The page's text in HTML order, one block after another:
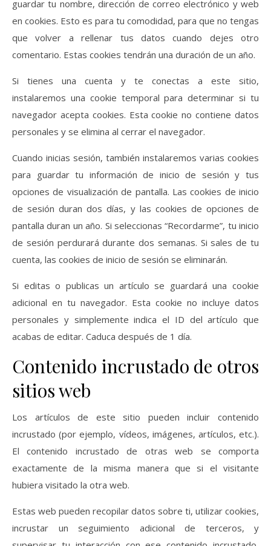
guardar tu nombre, dirección de correo electrónico y web
en cookies. Esto es para tu comodidad, para que no tengas
que volver a rellenar tus datos cuando dejes otro
comentario. Estas cookies tendrán una duración de un año.
Si tienes una cuenta y te conectas a este sitio,
instalaremos una cookie temporal para determinar si tu
navegador acepta cookies. Esta cookie no contiene datos
personales y se elimina al cerrar el navegador.
Cuando inicias sesión, también instalaremos varias cookies
para guardar tu información de inicio de sesión y tus
opciones de visualización de pantalla. Las cookies de inicio
de sesión duran dos días, y las cookies de opciones de
pantalla duran un año. Si seleccionas “Recordarme”, tu inicio
de sesión perdurará durante dos semanas. Si sales de tu
cuenta, las cookies de inicio de sesión se eliminarán.
Si editas o publicas un artículo se guardará una cookie
adicional en tu navegador. Esta cookie no incluye datos
personales y simplemente indica el ID del artículo que
acabas de editar. Caduca después de 1 día.
Contenido incrustado de otros
sitios web
Los artículos de este sitio pueden incluir contenido
incrustado (por ejemplo, vídeos, imágenes, artículos, etc.).
El contenido incrustado de otras web se comporta
exactamente de la misma manera que si el visitante
hubiera visitado la otra web.
Estas web pueden recopilar datos sobre ti, utilizar cookies,
incrustar un seguimiento adicional de terceros, y